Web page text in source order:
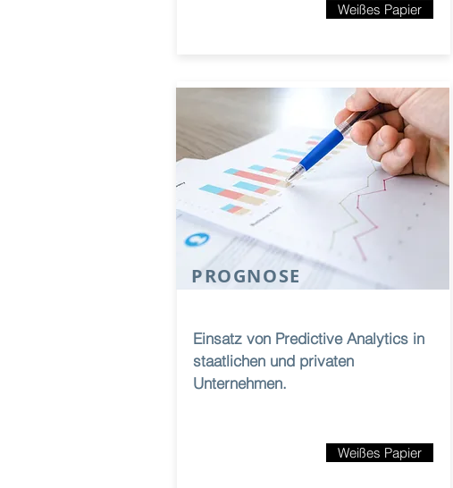
Weißes Papier
PROGNOSE
Einsatz von Predictive Analytics in
staatlichen und privaten
Unternehmen.
Weißes Papier